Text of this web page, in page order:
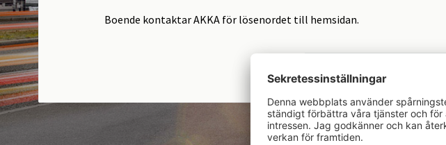
Boende kontaktar AKKA för lösenordet till hemsidan.